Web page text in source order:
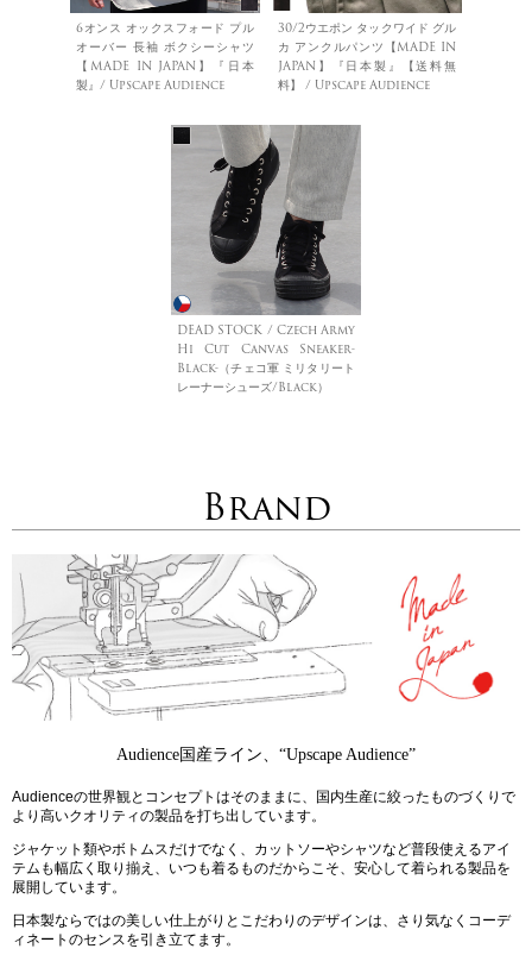
6オンス オックスフォード プル
オーバー 長袖 ボクシーシャツ
【MADE IN JAPAN】『日本
製』/ Upscape Audience
30/2ウエポン タックワイド グル
カ アンクルパンツ【MADE IN
JAPAN】『日本製』【送料無
料】 / Upscape Audience
DEAD STOCK / Czech Army
Hi Cut Canvas Sneaker-
Black-（チェコ軍 ミリタリート
レーナーシューズ/Black）
Brand
Audience国産ライン、“Upscape Audience”
Audienceの世界観とコンセプトはそのままに、国内生産に絞ったものづくりで
より高いクオリティの製品を打ち出しています。
ジャケット類やボトムスだけでなく、カットソーやシャツなど普段使えるアイ
テムも幅広く取り揃え、いつも着るものだからこそ、安心して着られる製品を
展開しています。
日本製ならではの美しい仕上がりとこだわりのデザインは、さり気なくコーデ
ィネートのセンスを引き立てます。